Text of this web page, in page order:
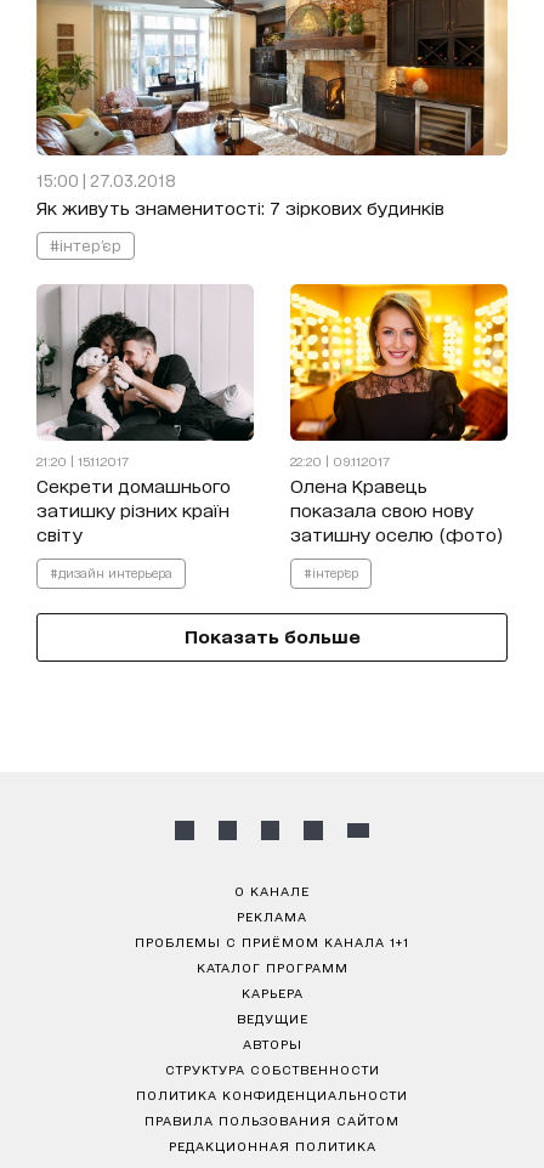
15:00 | 27.03.2018
Як живуть знаменитості: 7 зіркових будинків
#інтер'єр
21:20 | 15.11.2017
Секрети домашнього
затишку різних країн
світу
#дизайн интерьера
22:20 | 09.11.2017
Олена Кравець
показала свою нову
затишну оселю (фото)
#інтер'єр
Показать больше
О КАНАЛЕ
РЕКЛАМА
ПРОБЛЕМЫ С ПРИЁМОМ КАНАЛА 1+1
КАТАЛОГ ПРОГРАММ
КАРЬЕРА
ВЕДУЩИЕ
АВТОРЫ
СТРУКТУРА СОБСТВЕННОСТИ
ПОЛИТИКА КОНФИДЕНЦИАЛЬНОСТИ
ПРАВИЛА ПОЛЬЗОВАНИЯ САЙТОМ
РЕДАКЦИОННАЯ ПОЛИТИКА